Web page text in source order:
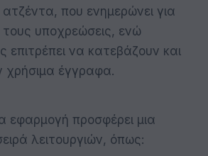
που ενημερώνει για
τους υποχρεώσεις, ενώ
να κατεβάζουν και
χρήσιμα έγγραφα.
εφαρμογή προσφέρει μια
λειτουργιών, όπως: